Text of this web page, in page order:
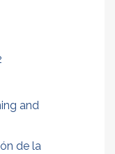
and
de la